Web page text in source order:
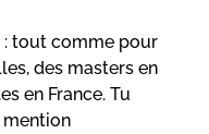
: tout comme pour
des masters en
en France. Tu